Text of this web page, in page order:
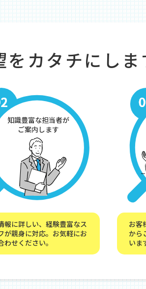
をカタチにし
知識豊富な担当者が
ご案内します
報に詳しい、経験豊富なス
が親身に対応。お気軽にお
わせください。
お客
から
いま